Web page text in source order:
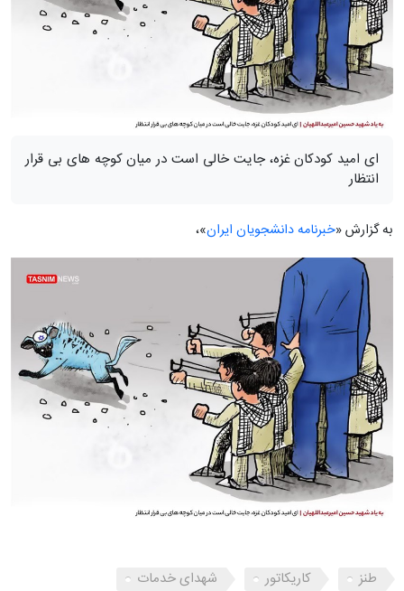
ای امید کودکان غزه، جایت خالی است در میان کوچه های بی قرار
انتظار
به گزارش «خبرنامه دانشجویان ایران»،
طنز کاریکاتور
شهدای خدمات